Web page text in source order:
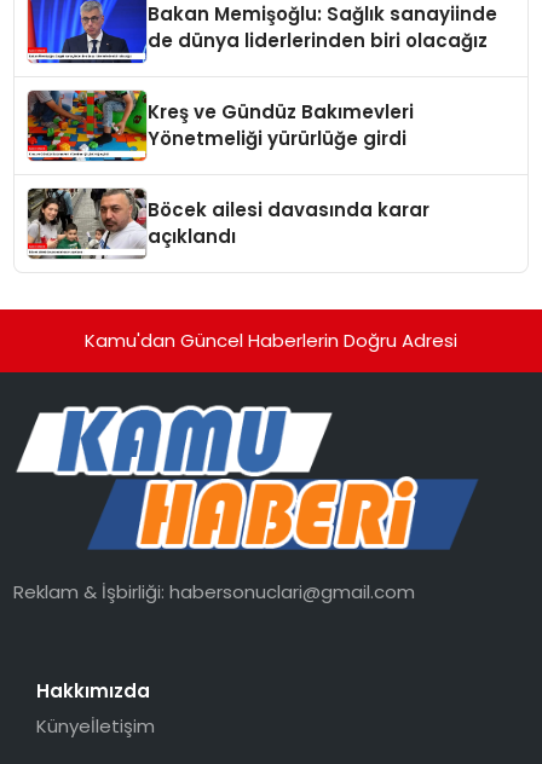
Bakan Memişoğlu: Sağlık sanayiinde
de dünya liderlerinden biri olacağız
Kreş ve Gündüz Bakımevleri
Yönetmeliği yürürlüğe girdi
Böcek ailesi davasında karar
açıklandı
Kamu'dan Güncel Haberlerin Doğru Adresi
Reklam & İşbirliği:habersonuclari@gmail.com
Hakkımızda
Künyeİletişim